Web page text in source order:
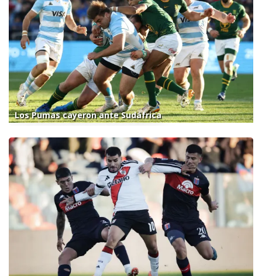
Los Pumas cayeron ante Sudáfrica